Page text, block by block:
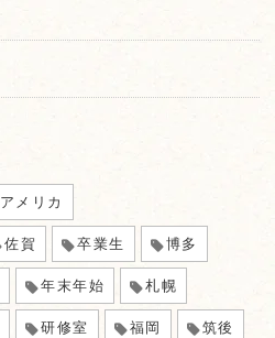
アメリカ
佐賀 卒業生 博多
年末年始 札幌
研修室 福岡 筑後